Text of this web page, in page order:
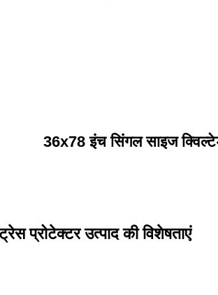
36x78 इंच सिंगल साइज
प्रोटेक्टर उत्पाद की विशेषताएं